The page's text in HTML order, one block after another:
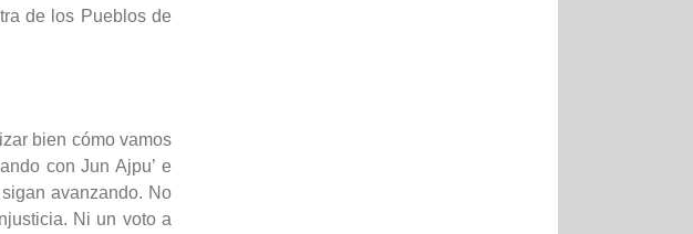
de los Pueblos de
bien cómo vamos
con Jun Ajpu’ e
avanzando. No
Ni un voto a